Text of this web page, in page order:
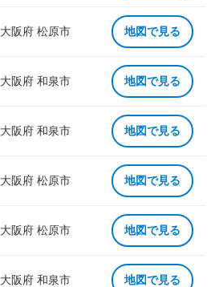
大阪府 松原市 地図で見る
大阪府 和泉市 地図で見る
大阪府 和泉市 地図で見る
大阪府 松原市 地図で見る
大阪府 松原市 地図で見る
大阪府 和泉市 地図で見る